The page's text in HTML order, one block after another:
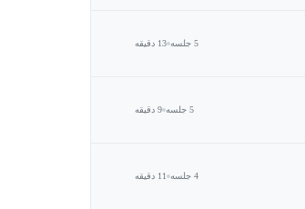
5 جلسه 13 دقیقه
5 جلسه 9 دقیقه
4 جلسه 11 دقیقه